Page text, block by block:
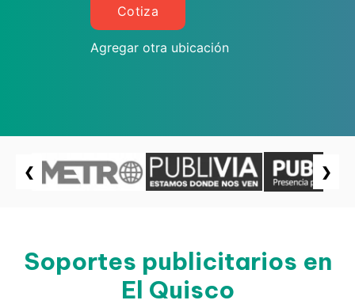
Cotiza
Agregar otra ubicación
❮ ❯
Soportes publicitarios en
El Quisco